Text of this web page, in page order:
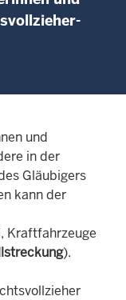
und
in der
Gläubigers
kann der
Kraftfahrzeuge
).